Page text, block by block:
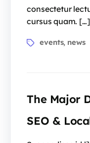
consectetur
cursus quam. […]
events, news
The Major
SEO &